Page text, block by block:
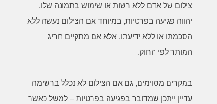
צילום של אדם ללא רשות או שימוש בתמונה שלו,
יהווה פגיעה בפרטיות, במיוחד אם הצילום נעשה ללא
הסכמתו או ללא ידיעתו, אלא אם מתקיים חריג
המותר לפי החוק.
במקרים מסוימים, גם אם הצילום לא נכלל ברשימה,
עדיין ייתכן שמדובר בפגיעה בפרטיות – למשל כאשר